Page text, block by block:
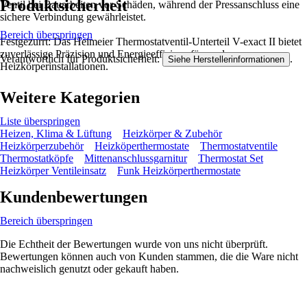
Ventil bei Bauarbeiten vor Schäden, während der Pressanschluss eine
sichere Verbindung gewährleistet.
Festgezurrt: Das Heimeier Thermostatventil-Unterteil V-exact II bietet
zuverlässige Präzision und Energieeffizienz für moderne
Heizkörperinstallationen.
Produktsicherheit
Bereich überspringen
Verantwortlich für Produktsicherheit: Siehe Herstellerinformationen .
Weitere Kategorien
Liste überspringen
Heizen, Klima & Lüftung
Heizkörper & Zubehör
Heizkörperzubehör
Heizköperthermostate
Thermostatventile
Thermostatköpfe
Mittenanschlussgarnitur
Thermostat Set
Heizkörper Ventileinsatz
Funk Heizkörperthermostate
Kundenbewertungen
Bereich überspringen
Die Echtheit der Bewertungen wurde von uns nicht überprüft.
Bewertungen können auch von Kunden stammen, die die Ware nicht
nachweislich genutzt oder gekauft haben.